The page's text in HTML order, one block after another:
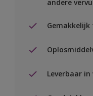
andere
Gemakkelijk
Leverbaar